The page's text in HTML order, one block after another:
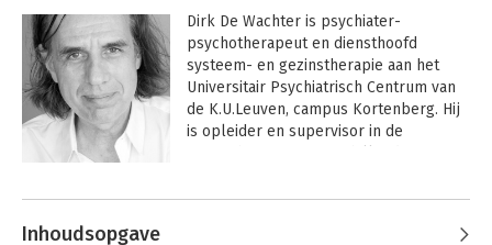
Dirk De Wachter is psychiater-
psychotherapeut en diensthoofd
systeem- en gezinstherapie aan het
Universitair Psychiatrisch Centrum van
de K.U.Leuven, campus Kortenberg. Hij
is opleider en supervisor in de
Andere boeken door Dirk De
Wachter
Inhoudsopgave